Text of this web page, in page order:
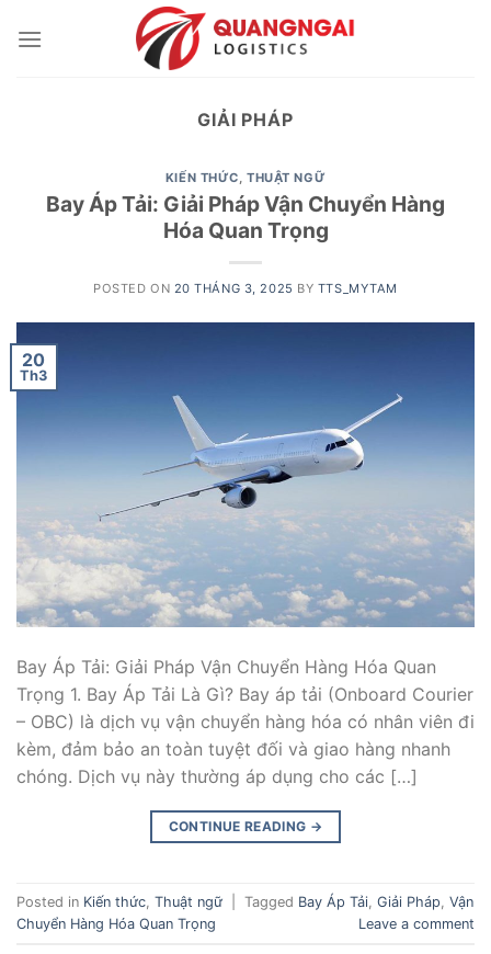
GIẢI PHÁP
KIẾN THỨC,THUẬT NGỮ
Bay Áp Tải: Giải Pháp Vận Chuyển Hàng
Hóa Quan Trọng
POSTED ON 20 THÁNG 3, 2025 BY TTS_MYTAM
20
Th3
Bay Áp Tải: Giải Pháp Vận Chuyển Hàng Hóa Quan
Trọng 1. Bay Áp Tải Là Gì? Bay áp tải (Onboard Courier
– OBC) là dịch vụ vận chuyển hàng hóa có nhân viên đi
kèm, đảm bảo an toàn tuyệt đối và giao hàng nhanh
chóng. Dịch vụ này thường áp dụng cho các […]
CONTINUE READING →
Posted in Kiến thức Thuật ngữ Tagged Bay Áp Tải Giải Pháp Vận
Chuyển Hàng Hóa Quan Trọng
Leave a comment